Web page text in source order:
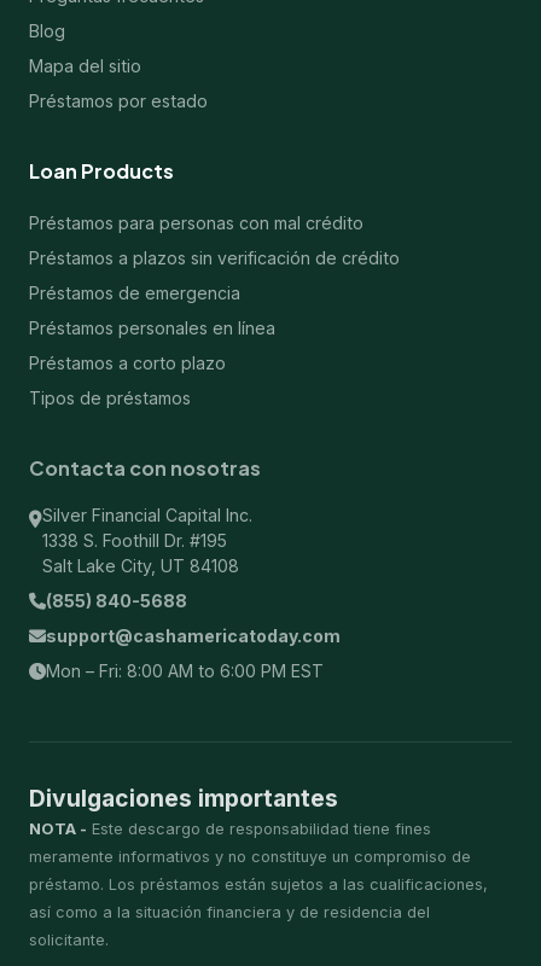
Blog
Mapa del sitio
Préstamos por estado
Loan Products
Préstamos para personas con mal crédito
Préstamos a plazos sin verificación de crédito
Préstamos de emergencia
Préstamos personales en línea
Préstamos a corto plazo
Tipos de préstamos
Contacta con nosotras
Silver Financial Capital Inc.
1338 S. Foothill Dr. #195
Salt Lake City, UT 84108
(855) 840-5688
support@cashamericatoday.com
Mon – Fri: 8:00 AM to 6:00 PM EST
Divulgaciones importantes
NOTA - Este descargo de responsabilidad tiene fines
meramente informativos y no constituye un compromiso de
préstamo. Los préstamos están sujetos a las cualificaciones,
así como a la situación financiera y de residencia del
solicitante.